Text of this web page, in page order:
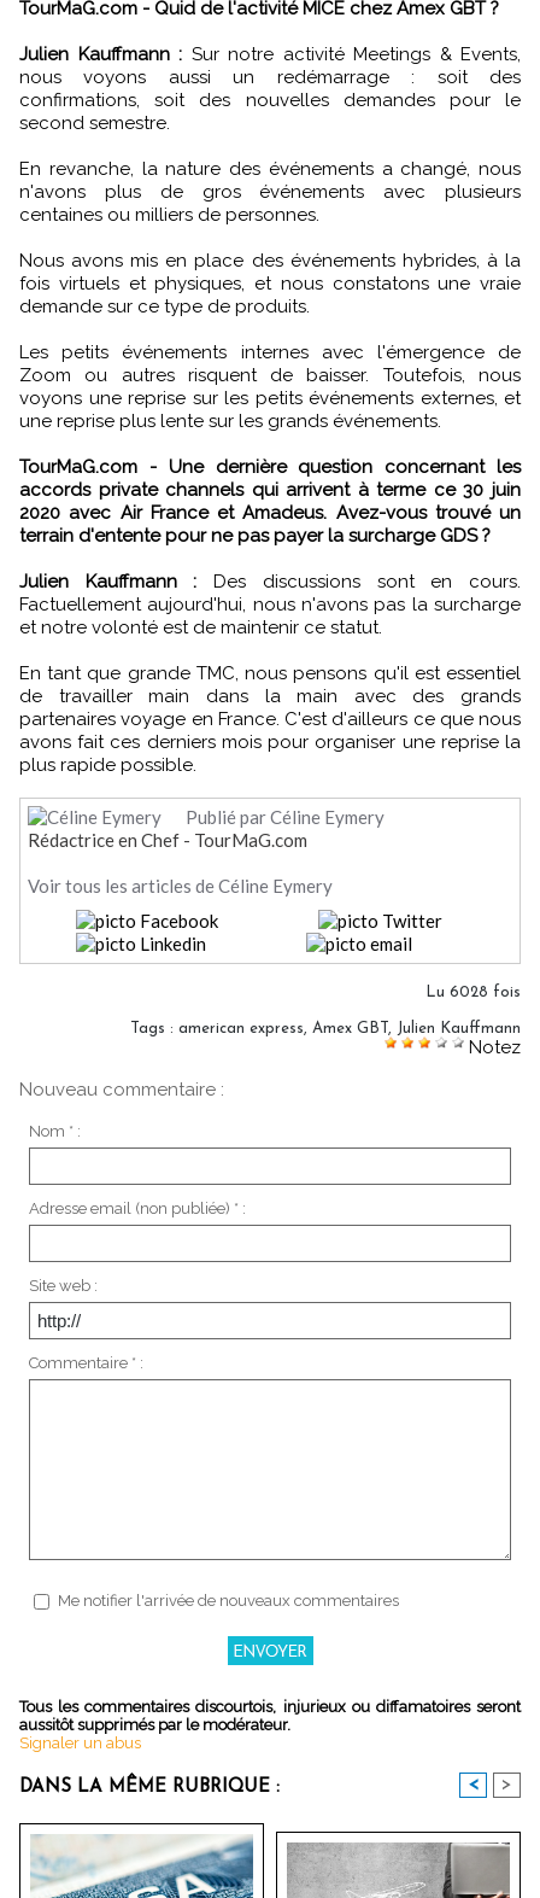
TourMaG.com - Quid de l'activité MICE chez Amex GBT ?
Julien Kauffmann : Sur notre activité Meetings & Events,
nous voyons aussi un redémarrage : soit des
confirmations, soit des nouvelles demandes pour le
second semestre.
En revanche, la nature des événements a changé, nous
n'avons plus de gros événements avec plusieurs
centaines ou milliers de personnes.
Nous avons mis en place des événements hybrides, à la
fois virtuels et physiques, et nous constatons une vraie
demande sur ce type de produits.
Les petits événements internes avec l'émergence de
Zoom ou autres risquent de baisser. Toutefois, nous
voyons une reprise sur les petits événements externes, et
une reprise plus lente sur les grands événements.
TourMaG.com - Une dernière question concernant les
accords private channels qui arrivent à terme ce 30 juin
2020 avec Air France et Amadeus. Avez-vous trouvé un
terrain d'entente pour ne pas payer la surcharge GDS ?
Julien Kauffmann : Des discussions sont en cours.
Factuellement aujourd'hui, nous n'avons pas la surcharge
et notre volonté est de maintenir ce statut.
En tant que grande TMC, nous pensons qu'il est essentiel
de travailler main dans la main avec des grands
partenaires voyage en France. C'est d'ailleurs ce que nous
avons fait ces derniers mois pour organiser une reprise la
plus rapide possible.
Publié par Céline Eymery
Rédactrice en Chef - TourMaG.com
Voir tous les articles de Céline Eymery
Lu 6028 fois
Tags : american express Amex GBT Julien Kauffmann
Notez
Nouveau commentaire :
Nom * :
Adresse email (non publiée) * :
Site web :
Commentaire * :
Me notifier l'arrivée de nouveaux commentaires
Tous les commentaires discourtois, injurieux ou diffamatoires seront
aussitôt supprimés par le modérateur.
Signaler un abus
DANS LA MÊME RUBRIQUE : < >